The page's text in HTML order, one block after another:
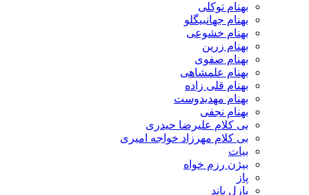
بهنام توکلی
بهنام جهانبیگلو
بهنام خشوعی
بهنام زرین
بهنام صفوی
بهنام علمشاهی
بهنام قلی زاده
بهنام مهدیدوست
بهنام نجفی
بی کلام علیرضا حیدری
بی کلام مهرزاد خواجه امیری
بیات
بیژن رزم خواه
پاز
پازل باند